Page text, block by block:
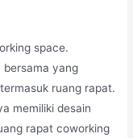
space.
bersama yang
ruang rapat.
memiliki desain
rapat coworking